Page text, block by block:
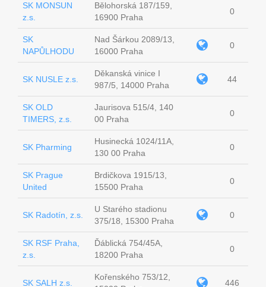
SK MONSUN
z.s.
Bělohorská 187/159,
16900 Praha
0
SK
NAPŮLHODU
Nad Šárkou 2089/13,
16000 Praha
0
SK NUSLE z.s.
Děkanská vinice I
987/5, 14000 Praha
44
SK OLD
TIMERS, z.s.
Jaurisova 515/4, 140
00 Praha
0
SK Pharming
Husinecká 1024/11A,
130 00 Praha
0
SK Prague
United
Brdičkova 1915/13,
15500 Praha
0
SK Radotín, z.s.
U Starého stadionu
375/18, 15300 Praha
0
SK RSF Praha,
z.s.
Ďáblická 754/45A,
18200 Praha
0
SK SALH z.s.
Kořenského 753/12,
446